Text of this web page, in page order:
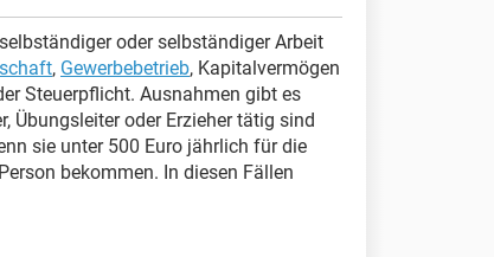
oder selbständiger Arbeit
, Gewerbebetrieb, Kapitalvermögen
Steuerpflicht. Ausnahmen gibt es
Übungsleiter oder Erzieher tätig sind
sie unter 500 Euro jährlich für die
bekommen. In diesen Fällen